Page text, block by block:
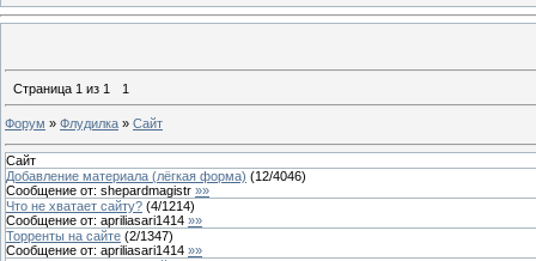
Страница 1 из 1 1
Форум » Флудилка » Сайт
Сайт
Добавление материала (лёгкая форма) (12/4046)
Сообщение от: shepardmagistr »»
Что не хватает сайту? (4/1214)
Сообщение от: apriliasari1414 »»
Торренты на сайте (2/1347)
Сообщение от: apriliasari1414 »»